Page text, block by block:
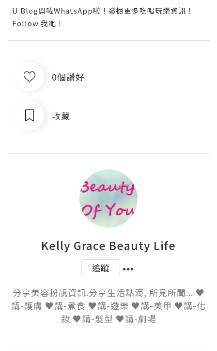
U Blog開咗WhatsApp啦！發掘更多吃喝玩樂資訊！
Follow 我哋 ！
0個讚好
收藏
Kelly Grace Beauty Life
追蹤
分享美容扮靚資訊.分享生活點滴, 所見所聞... ♥
講-護膚 ♥講-煮食 ♥講-遊樂 ♥講-美甲 ♥講-化
妝 ♥講-髮型 ♥講-劇場